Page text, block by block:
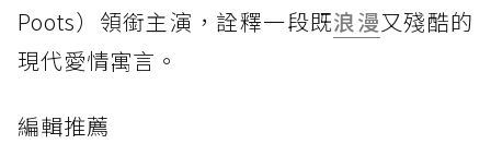
Poots）領銜主演，詮釋一段既浪漫又殘酷的
現代愛情寓言。
編輯推薦